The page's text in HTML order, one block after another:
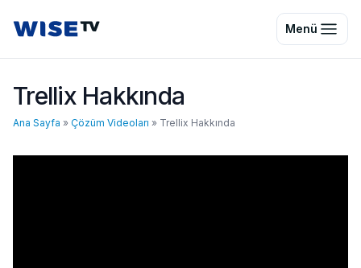
Wise TV Menü
Trellix Hakkında
Ana Sayfa » Çözüm Videoları » Trellix Hakkında